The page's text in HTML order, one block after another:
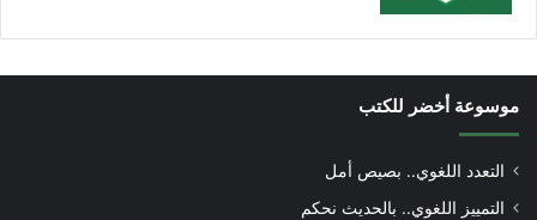
موسوعة أخضر للكتب
التعدد اللغوي.. بصيص أمل
التمييز اللغوي.. بالحديث نحكم